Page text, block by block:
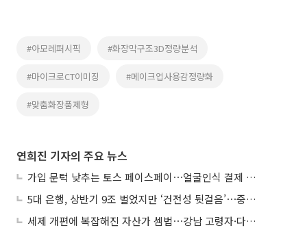
#아모레퍼시픽 #화장막구조3D정량분석
#마이크로CT이미징 #메이크업사용감정량화
#맞춤화장품제형
연희진 기자의 주요 뉴스
가입 문턱 낮추는 토스 페이스페이⋯얼굴인식 결제 확산 속도낸다
5대 은행, 상반기 9조 벌었지만 ‘건전성 뒷걸음’⋯중기대출 문턱 높아지나
세제 개편에 복잡해진 자산가 셈법⋯강남 고령자·다주택자 ‘자산재편 고심’